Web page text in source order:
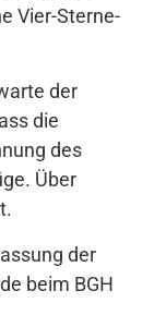
Vier-Sterne-
der
die
des
Über
der
beim BGH